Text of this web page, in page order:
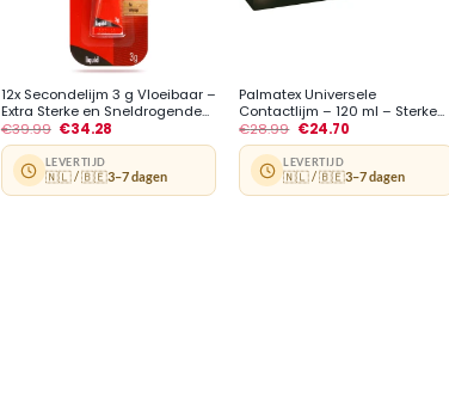
12x Secondelijm 3 g Vloeibaar –
Extra Sterke en Sneldrogende...
€39.99 €34.28
LEVERTIJD
🇳🇱 / 🇧🇪3–7 dagen
Palmatex Universele
Contactlijm – 120 ml – Sterke...
€28.99 €24.70
LEVERTIJD
🇳🇱 / 🇧🇪3–7 dagen